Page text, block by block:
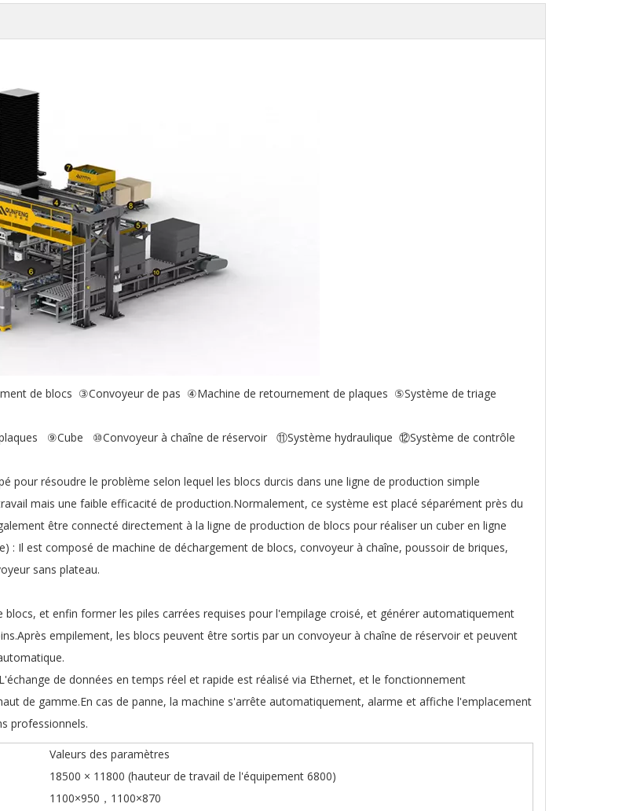
de blocs ③Convoyeur de pas ④Machine de retournement de plaques ⑤Système de triage
⑨Cube ⑩Convoyeur à chaîne de réservoir ⑪Système hydraulique ⑫Système de contrôle
pour résoudre le problème selon lequel les blocs durcis dans une ligne de production simple
mais une faible efficacité de production.Normalement, ce système est placé séparément près du
être connecté directement à la ligne de production de blocs pour réaliser un cuber en ligne
Il est composé de machine de déchargement de blocs, convoyeur à chaîne, poussoir de briques,
sans plateau.
et enfin former les piles carrées requises pour l'empilage croisé, et générer automatiquement
empilement, les blocs peuvent être sortis par un convoyeur à chaîne de réservoir et peuvent
de données en temps réel et rapide est réalisé via Ethernet, et le fonctionnement
de gamme.En cas de panne, la machine s'arrête automatiquement, alarme et affiche l'emplacement
professionnels.
Valeurs des paramètres
18500 × 11800 (hauteur de travail de l'équipement 6800)
1100×950，1100×870